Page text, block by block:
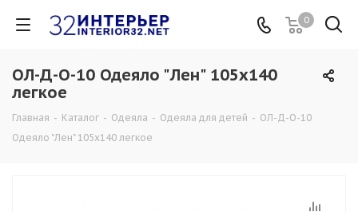
0
ОЛ-Д-О-10 Одеяло "Лен" 105х140
легкое
Главная - Каталог - Одеяла - Одеяла для детей - ОЛ-Д-О-10
Одеяло "Лен" 105х140 легкое